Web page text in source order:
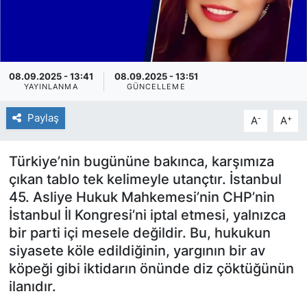
08.09.2025 - 13:41
YAYINLANMA
08.09.2025 - 13:51
GÜNCELLEME
Paylaş A- A+
Türkiye’nin bugününe bakınca, karşımıza
çıkan tablo tek kelimeyle utançtır. İstanbul
45. Asliye Hukuk Mahkemesi’nin CHP’nin
İstanbul İl Kongresi’ni iptal etmesi, yalnızca
bir parti içi mesele değildir. Bu, hukukun
siyasete köle edildiğinin, yargının bir av
köpeği gibi iktidarın önünde diz çöktüğünün
ilanıdır.